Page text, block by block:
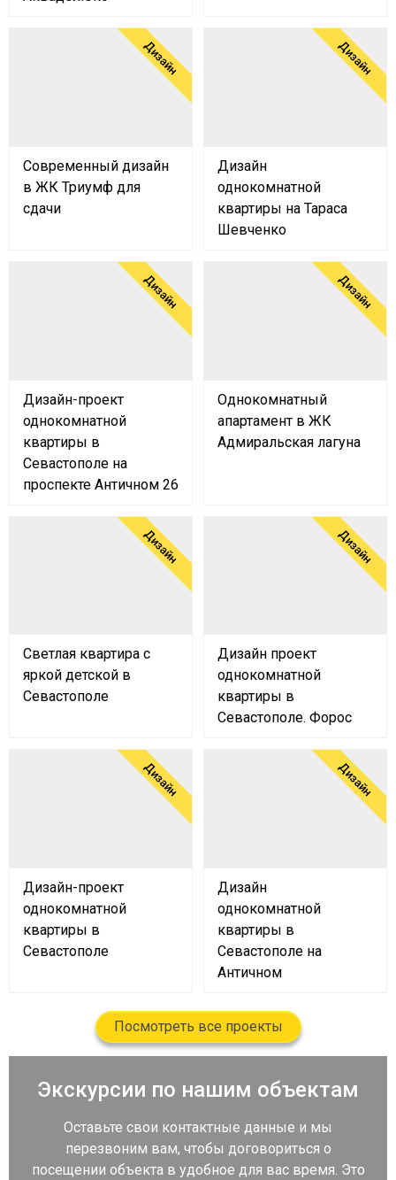
Дизайн
Современный дизайн
в ЖК Триумф для
сдачи
Дизайн
Дизайн
однокомнатной
квартиры на Тараса
Шевченко
Дизайн
Дизайн-проект
однокомнатной
квартиры в
Севастополе на
проспекте Античном 26
Дизайн
Однокомнатный
апартамент в ЖК
Адмиральская лагуна
Дизайн
Светлая квартира с
яркой детской в
Севастополе
Дизайн
Дизайн проект
однокомнатной
квартиры в
Севастополе. Форос
Дизайн
Дизайн-проект
однокомнатной
квартиры в
Севастополе
Дизайн
Дизайн
однокомнатной
квартиры в
Севастополе на
Античном
Посмотреть все проекты
Экскурсии по нашим объектам
Оставьте свои контактные данные и мы
перезвоним вам, чтобы договориться о
посещении объекта в удобное для вас время. Это